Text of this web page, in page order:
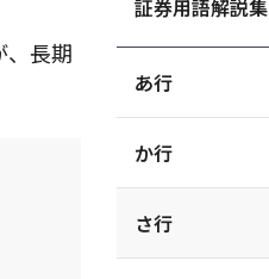
、長期
証券用語解説集
あ行
か行
さ行